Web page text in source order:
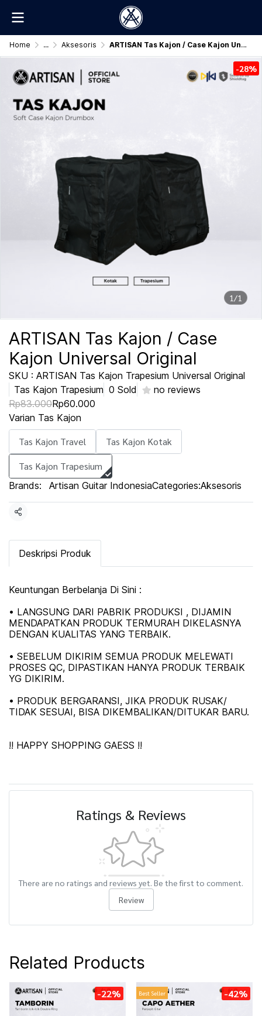
Home ... Aksesoris ARTISAN Tas Kajon / Case Kajon Universal Original
1/1
-28%
ARTISAN Tas Kajon / Case
Kajon Universal Original
SKU : ARTISAN Tas Kajon Trapesium Universal Original
Tas Kajon Trapesium 0 Sold
no reviews
Rp83.000Rp60.000
Varian Tas Kajon
Tas Kajon Travel
Tas Kajon Kotak
Tas Kajon Trapesium
Brands: Artisan Guitar IndonesiaCategories:Aksesoris
Share
Deskripsi Produk
Keuntungan Berbelanja Di Sini :
• LANGSUNG DARI PABRIK PRODUKSI , DIJAMIN
MENDAPATKAN PRODUK TERMURAH DIKELASNYA
DENGAN KUALITAS YANG TERBAIK.
• SEBELUM DIKIRIM SEMUA PRODUK MELEWATI
PROSES QC, DIPASTIKAN HANYA PRODUK TERBAIK
YG DIKIRIM.
• PRODUK BERGARANSI, JIKA PRODUK RUSAK/
TIDAK SESUAI, BISA DIKEMBALIKAN/DITUKAR BARU.
!! HAPPY SHOPPING GAESS !!
Ratings & Reviews
There are no ratings and reviews yet. Be the first to comment.
Review
Related Products
-22% Best Seller -42%